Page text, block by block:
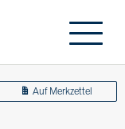
Auf Merkzettel